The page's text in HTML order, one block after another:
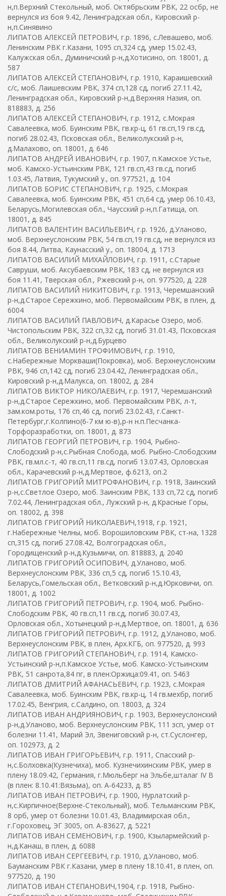
н,п.Верхний Стекольный, моб. Октябрьским РВК, 22 осбр, не
вернулся из боя 9.42, Ленинградская обл., Кировский р-
н,п.Синявино
ЛИПАТОВ АЛЕКСЕЙ ПЕТРОВИЧ, г.р. 1896, с.Левашево, моб.
Ленинским РВК г.Казани, 1095 сп,324 сд, умер 15.02.43,
Калужская обл., Думиничский р-н,д.Хотисино, оп. 18001, д.
587
ЛИПАТОВ АЛЕКСЕЙ СТЕПАНОВИЧ, г.р. 1910, Караишевский
с/с, моб. Лаишевским РВК, 374 сп,128 сд, погиб 27.11.42,
Ленинградская обл., Кировский р-н,д.Верхняя Назия, оп.
818883, д. 256
ЛИПАТОВ АЛЕКСЕЙ СТЕПАНОВИЧ, г.р. 1912, с.Мокрая
Савалеевка, моб. Буинским РВК, гв.кр-ц, 61 гв.сп,19 гв.сд,
погиб 28.02.43, Псковская обл., Великолукский р-н,
д.Малахово, оп. 18001, д. 646
ЛИПАТОВ АНДРЕЙ ИВАНОВИЧ, г.р. 1907, п.Камское Устье,
моб. Камско-Устьинским РВК, 121 гв.сп,43 гв.сд, погиб
1.03.45, Латвия, Тукумский у., оп. 977521, д. 104
ЛИПАТОВ БОРИС СТЕПАНОВИЧ, г.р. 1925, с.Мокрая
Савалеевка, моб. Буинским РВК, 451 сп,64 сд, умер 06.10.43,
Беларусь,Могилевская обл., Чаусский р-н,п.Гатища, оп.
18001, д. 845
ЛИПАТОВ ВАЛЕНТИН ВАСИЛЬЕВИЧ, г.р. 1926, д.Уланово,
моб. Верхнеуслонским РВК, 54 гв.сп,19 гв.сд, не вернулся из
боя 8.44, Литва, Каунасский у., оп. 18004, д. 1713
ЛИПАТОВ ВАСИЛИЙ МИХАЙЛОВИЧ, г.р. 1911, с.Старые
Савруши, моб. Аксубаевским РВК, 183 сд, не вернулся из
боя 11.41, Тверская обл., Ржевский р-н, оп. 977520, д. 228
ЛИПАТОВ ВАСИЛИЙ НИКИТОВИЧ, г.р. 1913, Черемшанский
р-н,д.Старое Сережкино, моб. Первомайским РВК, в плен, д.
6004
ЛИПАТОВ ВАСИЛИЙ ПАВЛОВИЧ, д.Карасье Озеро, моб.
Чистопольским РВК, 322 сп,32 сд, погиб 31.01.43, Псковская
обл., Великолукский р-н,д.Бурцево
ЛИПАТОВ ВЕНИАМИН ТРОФИМОВИЧ, г.р. 1910,
с.Набережные Моркваши(Покровка), моб. Верхнеуслонским
РВК, 946 сп,142 сд, погиб 23.04.42, Ленинградская обл.,
Кировский р-н,д.Малукса, оп. 18002, д. 284
ЛИПАТОВ ВИКТОР НИКОЛАЕВИЧ, г.р. 1917, Черемшанский
р-н,д.Старое Сережкино, моб. Первомайским РВК, л-т,
зам.ком.роты, 176 сп,46 сд, погиб 23.02.43, г.Санкт-
Петербург,г.Колпино(6-7 км ю-в),р-н н.п.Песчанка-
Торфоразработки, оп. 18001, д. 873
ЛИПАТОВ ГЕОРГИЙ ПЕТРОВИЧ, г.р. 1904, Рыбно-
Слободский р-н,с.Рыбная Слобода, моб. Рыбно-Слободским
РВК, гв.мл.с-т, 40 гв.сп,11 гв.сд, погиб 13.07.43, Орловская
обл., Карачевский р-н,д.Мертвое, ф.6213, оп.2
ЛИПАТОВ ГРИГОРИЙ МИТРОФАНОВИЧ, г.р. 1918, Заинский
р-н,с.Светлое Озеро, моб. Заинским РВК, 133 сп,72 сд, погиб
7.02.44, Ленинградская обл., Лужский р-н, д.Красные Горы,
оп. 18002, д. 398
ЛИПАТОВ ГРИГОРИЙ НИКОЛАЕВИЧ,1918, г.р. 1921,
г.Набережные Челны, моб. Ворошиловским РВК, ст-на, 1328
сп,315 сд, погиб 27.08.42, Волгоградская обл.,
Городищенский р-н,д.Кузьмичи, оп. 818883, д. 2040
ЛИПАТОВ ГРИГОРИЙ ОСИПОВИЧ, д.Уланово, моб.
Верхнеуслонским РВК, 336 сп,5 сд, погиб 15.10.43,
Беларусь,Гомельская обл., Ветковский р-н,д.Юрковичи, оп.
18001, д. 1002
ЛИПАТОВ ГРИГОРИЙ ПЕТРОВИЧ, г.р. 1904, моб. Рыбно-
Слободским РВК, 40 гв.сп,11 гв.сд, погиб 30.07.43,
Орловская обл., Хотынецкий р-н,д.Мертвое, оп. 18001, д. 636
ЛИПАТОВ ГРИГОРИЙ ПЕТРОВИЧ, г.р. 1912, д.Уланово, моб.
Верхнеуслонским РВК, в плен, Арх.КГБ, оп. 977520, д. 993
ЛИПАТОВ ГРИГОРИЙ СТЕПАНОВИЧ, г.р. 1914, Камско-
Устьинский р-н,п.Камское Устье, моб. Камско-Устьинским
РВК, 51 санрота,84 пг, в плен:Оржица:09.41, оп. 5463
ЛИПАТОВ ДМИТРИЙ АФАНАСЬЕВИЧ, г.р. 1923, с.Мокрая
Савалеевка, моб. Буинским РВК, гв.кр-ц, 14 гв.мехбр, погиб
17.02.45, Венгрия, с.Салдино, оп. 18003, д. 324
ЛИПАТОВ ИВАН АНДРИЯНОВИЧ, г.р. 1903, Верхнеуслонский
р-н,д.Уланово, моб. Верхнеуслонским РВК, 111 зсп, умер от
болезни 11.41, Марий Эл, Звениговский р-н, ст.Суслонгер,
оп. 102973, д. 2
ЛИПАТОВ ИВАН ГРИГОРЬЕВИЧ, г.р. 1911, Спасский р-
н,с.Болховка(Кузнечиха), моб. Кузнечихинским РВК, умер в
плену 18.09.42, Германия, г.Мюльберг на Эльбе,шталаг IV B
(в плен: 8.10.41:Вязьма), оп. А-64233, д. 85
ЛИПАТОВ ИВАН ПЕТРОВИЧ, г.р. 1900, Нурлатский р-
н,с.Кирпичное(Верхне-Стекольный), моб. Тельманским РВК,
8 орб, умер от болезни 10.01.43, Владимирская обл.,
г.Гороховец, ЭГ 3005, оп. А-83627, д. 5221
ЛИПАТОВ ИВАН СЕМЕНОВИЧ, г.р. 1900, Кзылармейский р-
н,д.Канаш, в плен, д. 6088
ЛИПАТОВ ИВАН СЕРГЕЕВИЧ, г.р. 1910, д.Уланово, моб.
Бауманским РВК г.Казани, умер в плену 18.10.41, в плен, оп.
977520, д. 190
ЛИПАТОВ ИВАН СТЕПАНОВИЧ,1904, г.р. 1918, Рыбно-